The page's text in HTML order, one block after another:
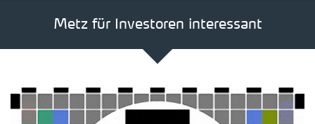
Metz für Investoren interessant